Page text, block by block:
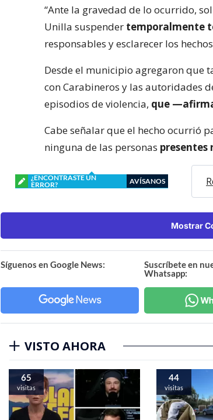
“Ante la gravedad de lo ocurrido,
Unilla suspender temporalmente
responsables y esclarecer los
Desde el municipio agregaron que
con Carabineros y las autoridades
episodios de violencia, que
Cabe señalar que el hecho ocurrió
ninguna de las personas presentes
¿ENCONTRASTE UN
ERROR?
AVÍSANOS
Mostrar
Síguenos en Google News:
Suscríbete en
Whatsapp:
VISTO AHORA
65
visitas
44
visitas